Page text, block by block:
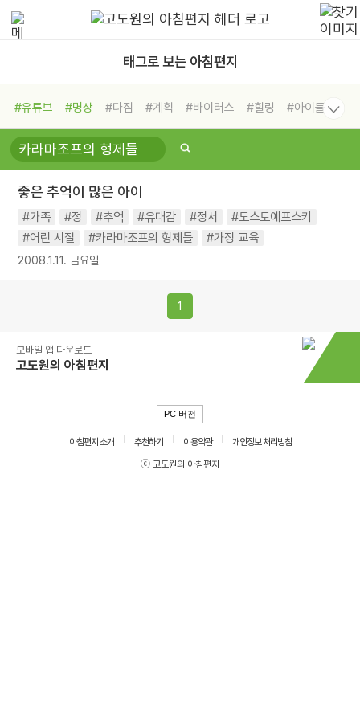
태그로 보는 아침편지
#유튜브 #명상 #다짐 #계획 #바이러스 #힐링
#아이들
#비전캠프
#독서캠프 #삶
#희망
#나눔 #친구 #링컨학교
#독서
#건강 #면역력
좋은 추억이 많은 아이
#가족 #정 #추억 #유대감 #정서
#도스토예프스키
#어린 시절
#카라마조프의 형제들 #가정 교육
2008.1.11. 금요일
1
모바일 앱 다운로드
고도원의 아침편지
PC 버전
아침편지 소개 추천하기 이용약관
개인정보 처리방침
ⓒ 고도원의 아침편지